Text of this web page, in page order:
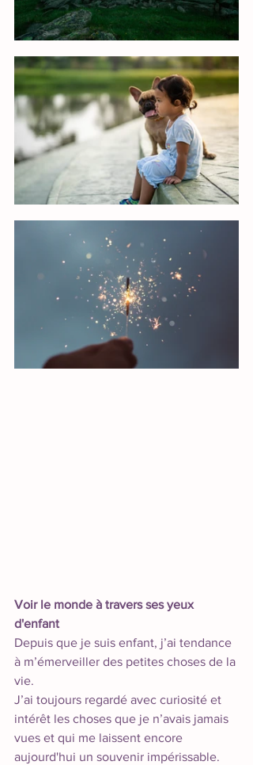
Voir le monde à travers ses yeux
d'enfant
Depuis que je suis enfant, j’ai tendance
à m’émerveiller des petites choses de la
vie.
J’ai toujours regardé avec curiosité et
intérêt les choses que je n’avais jamais
vues et qui me laissent encore
aujourd'hui un souvenir impérissable.